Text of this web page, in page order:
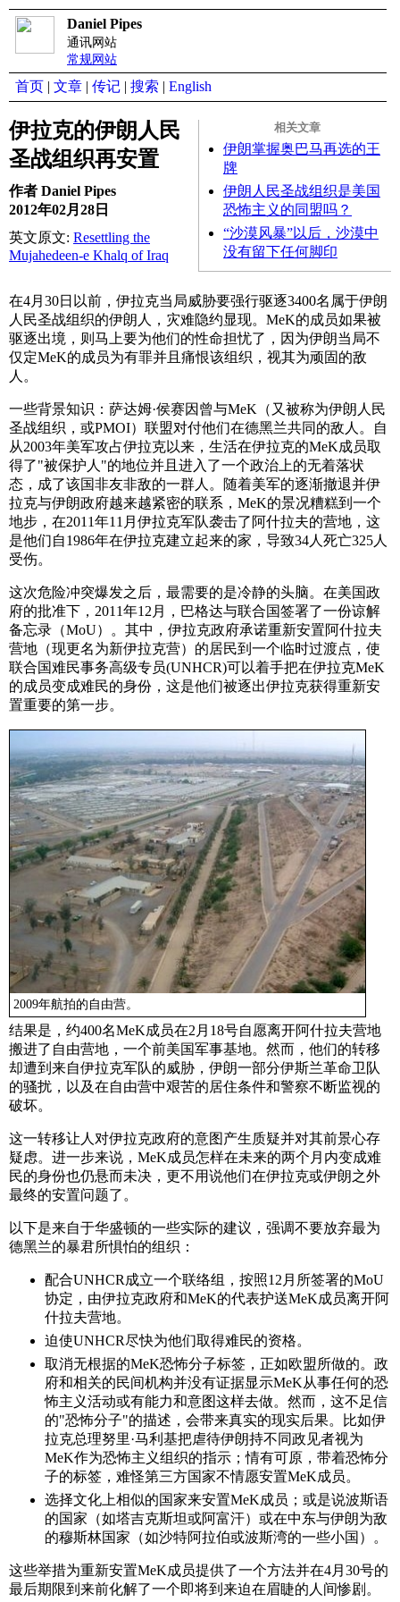
Daniel Pipes
通讯网站
常规网站
首页 | 文章 | 传记 | 搜索 | English
相关文章
伊朗掌握奥巴马再选的王
牌
伊朗人民圣战组织是美国
恐怖主义的同盟吗？
“沙漠风暴”以后，沙漠中
没有留下任何脚印
伊拉克的伊朗人民
圣战组织再安置
作者 Daniel Pipes
2012年02月28日
英文原文: Resettling the
Mujahedeen-e Khalq of Iraq
在4月30日以前，伊拉克当局威胁要强行驱逐3400名属于伊朗
人民圣战组织的伊朗人，灾难隐约显现。MeK的成员如果被
驱逐出境，则马上要为他们的性命担忧了，因为伊朗当局不
仅定MeK的成员为有罪并且痛恨该组织，视其为顽固的敌
人。
一些背景知识：萨达姆·侯赛因曾与MeK（又被称为伊朗人民
圣战组织，或PMOI）联盟对付他们在德黑兰共同的敌人。自
从2003年美军攻占伊拉克以来，生活在伊拉克的MeK成员取
得了"被保护人"的地位并且进入了一个政治上的无着落状
态，成了该国非友非敌的一群人。随着美军的逐渐撤退并伊
拉克与伊朗政府越来越紧密的联系，MeK的景况糟糕到一个
地步，在2011年11月伊拉克军队袭击了阿什拉夫的营地，这
是他们自1986年在伊拉克建立起来的家，导致34人死亡325人
受伤。
这次危险冲突爆发之后，最需要的是冷静的头脑。在美国政
府的批准下，2011年12月，巴格达与联合国签署了一份谅解
备忘录（MoU）。其中，伊拉克政府承诺重新安置阿什拉夫
营地（现更名为新伊拉克营）的居民到一个临时过渡点，使
联合国难民事务高级专员(UNHCR)可以着手把在伊拉克MeK
的成员变成难民的身份，这是他们被逐出伊拉克获得重新安
置重要的第一步。
2009年航拍的自由营。
结果是，约400名MeK成员在2月18号自愿离开阿什拉夫营地
搬进了自由营地，一个前美国军事基地。然而，他们的转移
却遭到来自伊拉克军队的威胁，伊朗一部分伊斯兰革命卫队
的骚扰，以及在自由营中艰苦的居住条件和警察不断监视的
破坏。
这一转移让人对伊拉克政府的意图产生质疑并对其前景心存
疑虑。进一步来说，MeK成员怎样在未来的两个月内变成难
民的身份也仍悬而未决，更不用说他们在伊拉克或伊朗之外
最终的安置问题了。
以下是来自于华盛顿的一些实际的建议，强调不要放弃最为
德黑兰的暴君所惧怕的组织：
配合UNHCR成立一个联络组，按照12月所签署的MoU
协定，由伊拉克政府和MeK的代表护送MeK成员离开阿
什拉夫营地。
迫使UNHCR尽快为他们取得难民的资格。
取消无根据的MeK恐怖分子标签，正如欧盟所做的。政
府和相关的民间机构并没有证据显示MeK从事任何的恐
怖主义活动或有能力和意图这样去做。然而，这不足信
的"恐怖分子"的描述，会带来真实的现实后果。比如伊
拉克总理努里·马利基把虐待伊朗持不同政见者视为
MeK作为恐怖主义组织的指示；情有可原，带着恐怖分
子的标签，难怪第三方国家不情愿安置MeK成员。
选择文化上相似的国家来安置MeK成员；或是说波斯语
的国家（如塔吉克斯坦或阿富汗）或在中东与伊朗为敌
的穆斯林国家（如沙特阿拉伯或波斯湾的一些小国）。
这些举措为重新安置MeK成员提供了一个方法并在4月30号的
最后期限到来前化解了一个即将到来迫在眉睫的人间惨剧。